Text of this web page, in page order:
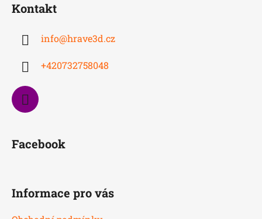
Kontakt
info@hrave3d.cz
+420732758048
Facebook
Informace pro vás